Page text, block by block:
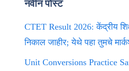
नवीन पोस्ट
CTET Result 2026: केंद्रीय
निकाल जाहीर; येथे पहा तुमचे
Unit Conversions Practice